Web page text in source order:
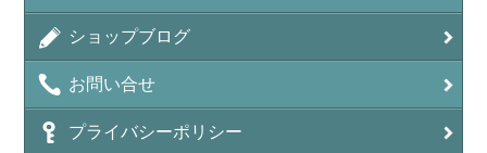
ショップブログ
お問い合せ
プライバシーポリシー